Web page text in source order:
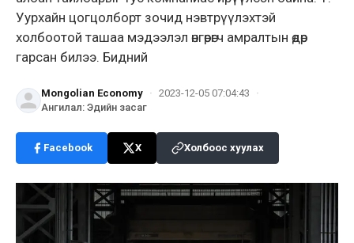
Уурхайн цогцолборт зочид нэвтрүүлэхтэй
холбоотой ташаа мэдээлэл өнгөрөгч амралтын өдөр
гарсан билээ. Бидний
Mongolian Economy · 2023-12-05 07:04:43
·
Ангилал: Эдийн засаг
Facebook X Холбоос хуулах